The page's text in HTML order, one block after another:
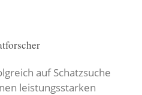
auf Schatzsuche
leistungsstarken